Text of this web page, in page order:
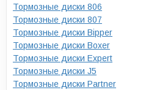
Тормозные диски 806
Тормозные диски 807
Тормозные диски Bipper
Тормозные диски Boxer
Тормозные диски Expert
Тормозные диски J5
Тормозные диски Partner